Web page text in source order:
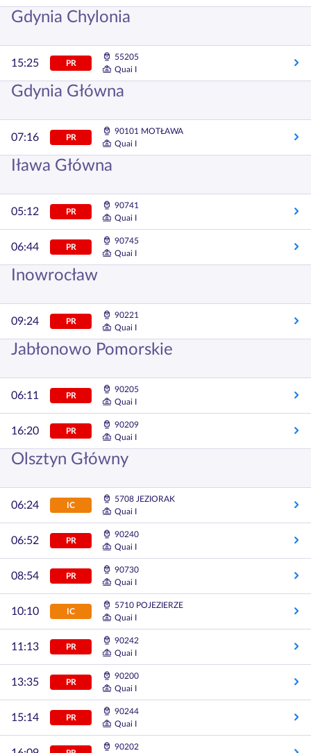
Gdynia Chylonia
15:25 PR
55205
Quai I
Gdynia Główna
07:16 PR
90101 MOTŁAWA
Quai I
Iława Główna
05:12 PR
90741
Quai I
06:44 PR
90745
Quai I
Inowrocław
09:24 PR
90221
Quai I
Jabłonowo Pomorskie
06:11 PR
90205
Quai I
16:20 PR
90209
Quai I
Olsztyn Główny
06:24 IC
5708 JEZIORAK
Quai I
06:52 PR
90240
Quai I
08:54 PR
90730
Quai I
10:10 IC
5710 POJEZIERZE
Quai I
11:13 PR
90242
Quai I
13:35 PR
90200
Quai I
15:14 PR
90244
Quai I
90202